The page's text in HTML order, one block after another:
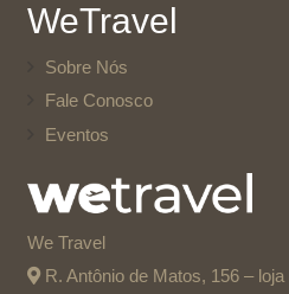
WeTravel
Sobre Nós
Fale Conosco
Eventos
We Travel
R. Antônio de Matos, 156 –